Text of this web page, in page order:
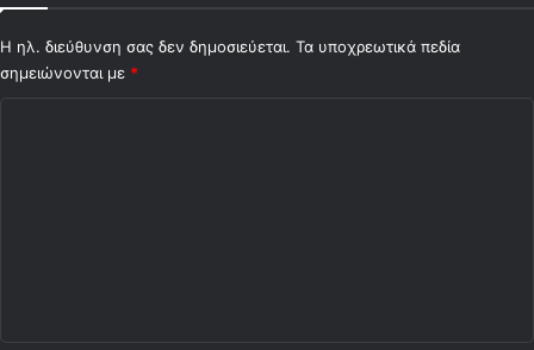
Η ηλ. διεύθυνση σας δεν δημοσιεύεται. Τα υποχρεωτικά πεδία
σημειώνονται με *